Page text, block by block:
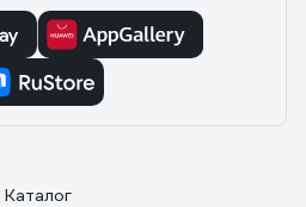
Каталог